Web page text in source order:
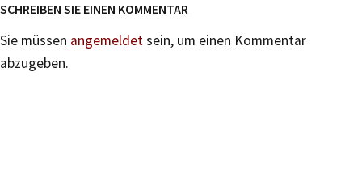
SCHREIBEN SIE EINEN KOMMENTAR
Sie müssen angemeldetsein, um einen Kommentar
abzugeben.